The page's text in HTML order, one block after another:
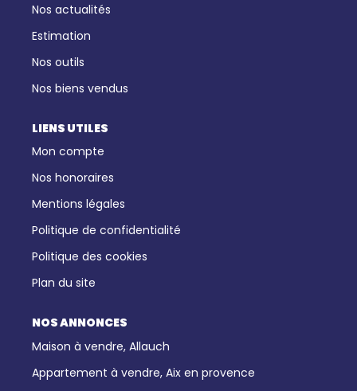
Nos actualités
Estimation
Nos outils
Nos biens vendus
LIENS UTILES
Mon compte
Nos honoraires
Mentions légales
Politique de confidentialité
Politique des cookies
Plan du site
NOS ANNONCES
Maison à vendre, Allauch
Appartement à vendre, Aix en provence